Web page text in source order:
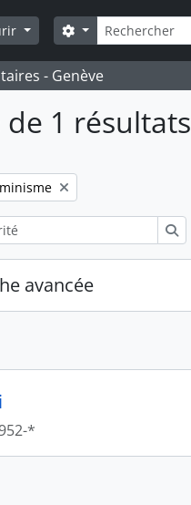
Rechercher
Search options
- Genève
1 résultats
filter:
avancée
*